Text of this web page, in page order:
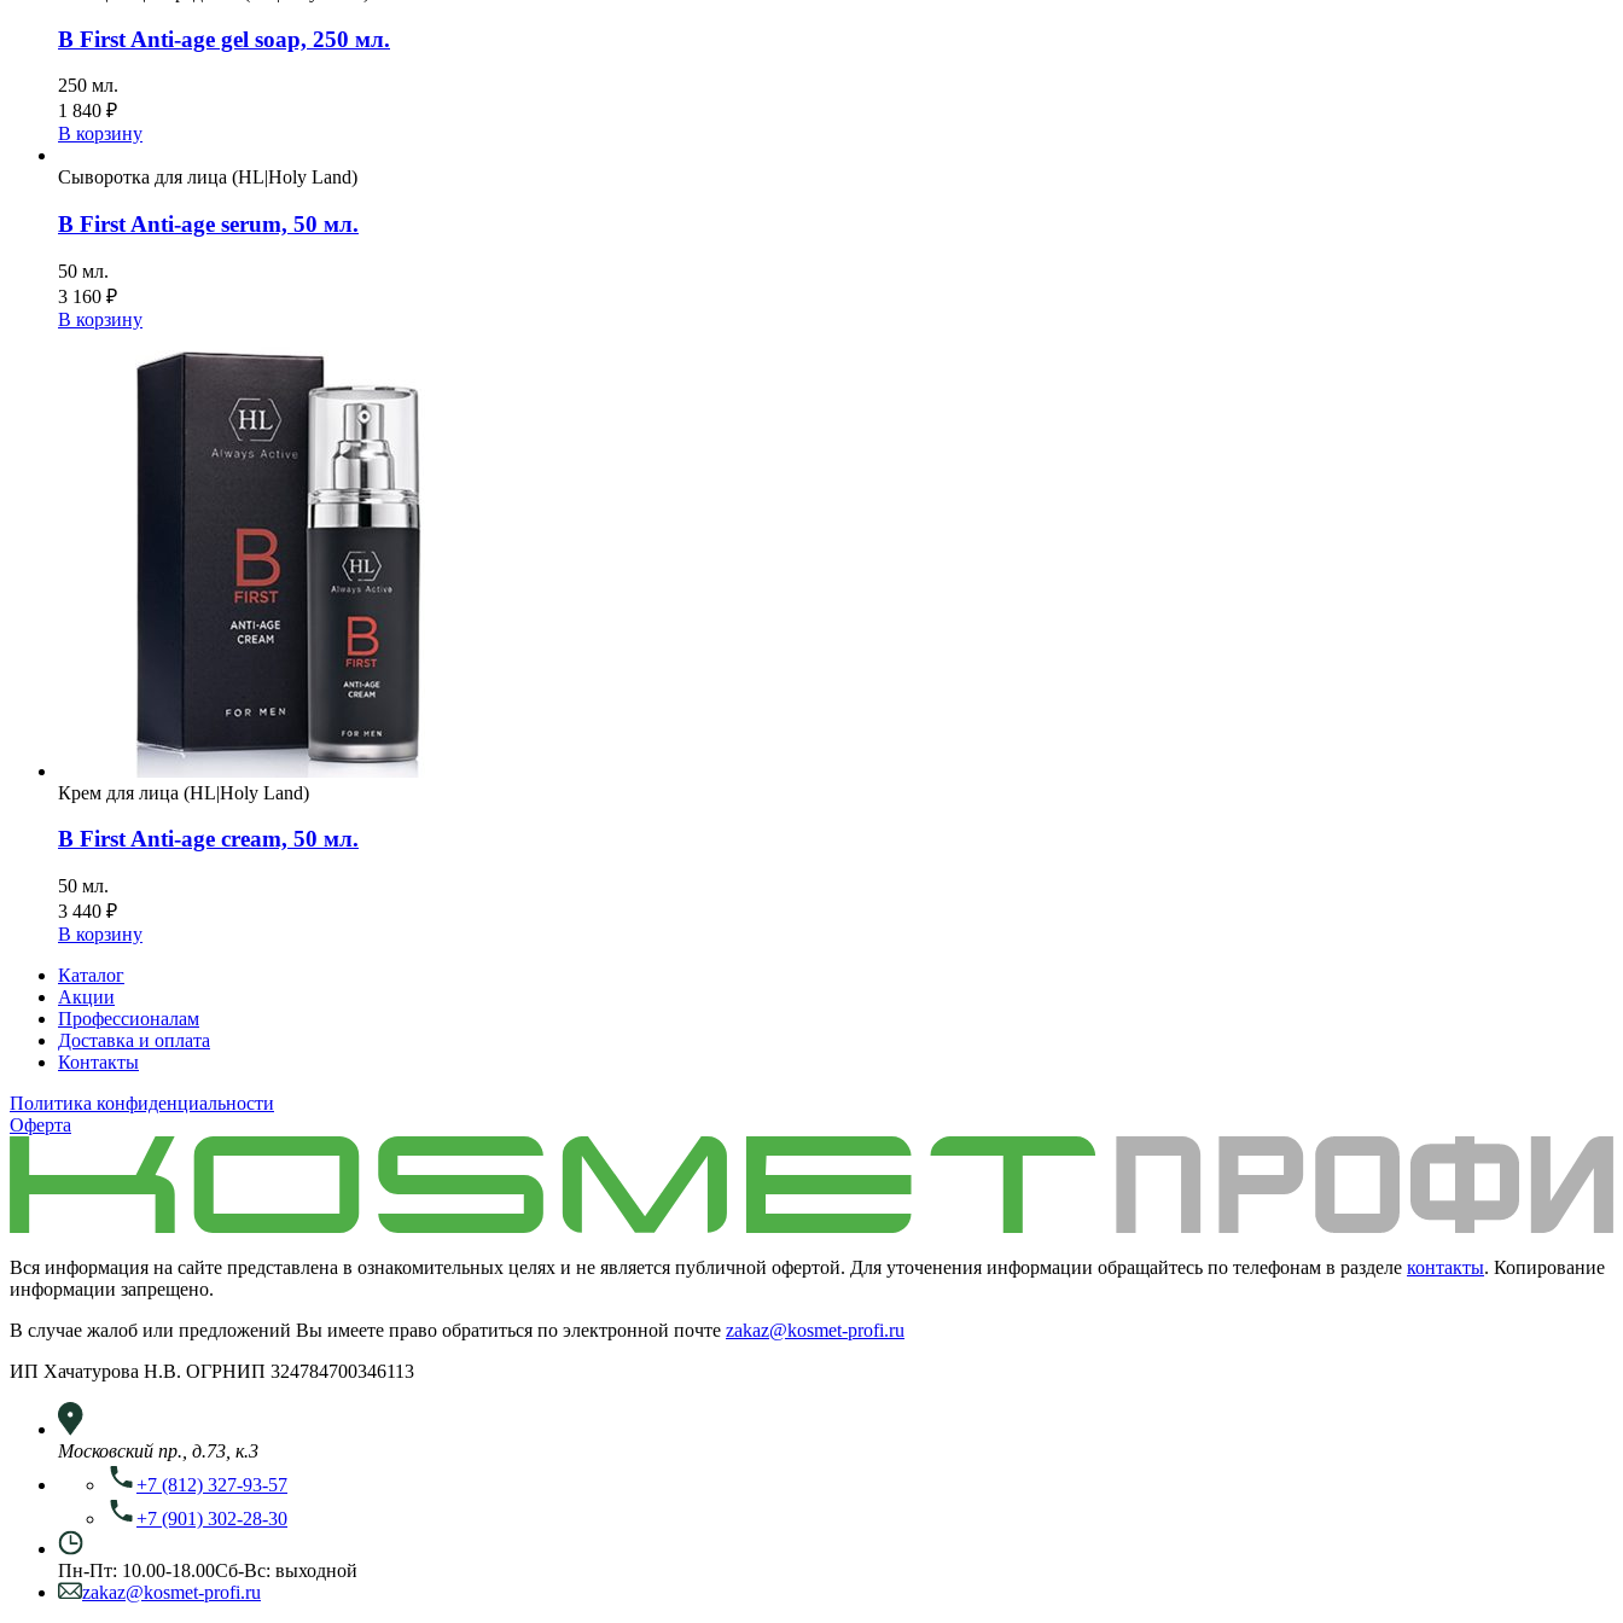
B First Anti-age gel soap, 250 мл.
250 мл.
1 840 ₽
В корзину
Сыворотка для лица (HL|Holy Land)
B First Anti-age serum, 50 мл.
50 мл.
3 160 ₽
В корзину
Крем для лица (HL|Holy Land)
B First Anti-age cream, 50 мл.
50 мл.
3 440 ₽
В корзину
Каталог
Акции
Профессионалам
Доставка и оплата
Контакты
Политика конфиденциальности
Оферта
Вся информация на сайте представлена в ознакомительных целях и не является публичной офертой. Для уточенения информации обращайтесь по телефонам в разделе контакты. Копирование
информации запрещено.
В случае жалоб или предложений Вы имеете право обратиться по электронной почте zakaz@kosmet-profi.ru
ИП Хачатурова Н.В. ОГРНИП 324784700346113
Московский пр., д.73, к.3
+7 (812) 327-93-57
+7 (901) 302-28-30
Пн-Пт: 10.00-18.00Сб-Вс: выходной
zakaz@kosmet-profi.ru